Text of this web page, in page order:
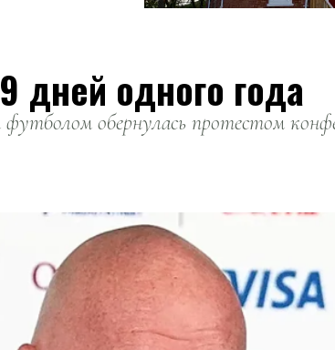
дней одного года
обернулась протестом